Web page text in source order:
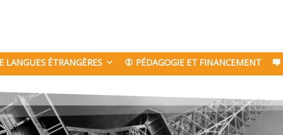
LANGUES ÉTRANGÈRES PÉDAGOGIE ET FINANCEMENT